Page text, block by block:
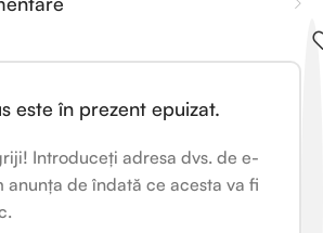
este în prezent epuizat.
Introduceți adresa dvs. de e-
anunța de îndată ce acesta va fi